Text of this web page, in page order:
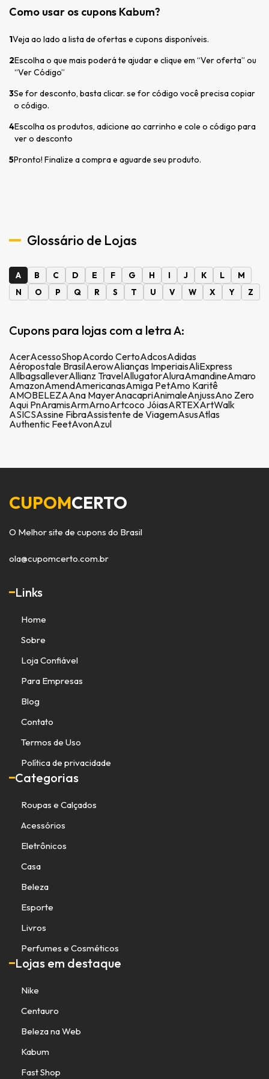
Como usar os cupons Kabum?
1Veja ao lado a lista de ofertas e cupons disponíveis.
2Escolha o que mais poderá te ajudar e clique em “Ver oferta” ou
“Ver Código”
3Se for desconto, basta clicar. se for código você precisa copiar
o código.
4Escolha os produtos, adicione ao carrinho e cole o código para
ver o desconto
5Pronto! Finalize a compra e aguarde seu produto.
Glossário de Lojas
A B C D E F G H I J K L
M
N
O P Q R S T U V W X Y Z
Cupons para lojas com a letra A:
AcerAcessoShopAcordo CertoAdcosAdidas
Aéropostale BrasilAerowAlianças ImperiaisAliExpress
AllbagsalleverAllianz TravelAllugatorAluraAmandineAmaro
AmazonAmendAmericanasAmiga PetAmo Karitê
AMOBELEZAAna MayerAnacapriAnimaleAnjussAno Zero
Aqui PnAramisArmArnoArtcoco JóiasARTEXArtWalk
ASICSAssine FibraAssistente de ViagemAsusAtlas
Authentic FeetAvonAzul
CUPOMCERTO
O Melhor site de cupons do Brasil
ola@cupomcerto.com.br
Links
Home
Sobre
Loja Confiável
Para Empresas
Blog
Contato
Termos de Uso
Política de privacidade
Categorias
Roupas e Calçados
Acessórios
Eletrônicos
Casa
Beleza
Esporte
Livros
Perfumes e Cosméticos
Lojas em destaque
Nike
Centauro
Beleza na Web
Kabum
Fast Shop